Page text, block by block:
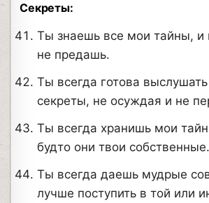
Секреты:
Ты знаешь все мои тайны, и
не предашь.
Ты всегда готова
секреты, не осуждая и не
Ты всегда хранишь мои
будто они твои собственные.
Ты всегда даешь мудрые
лучше поступить в той или